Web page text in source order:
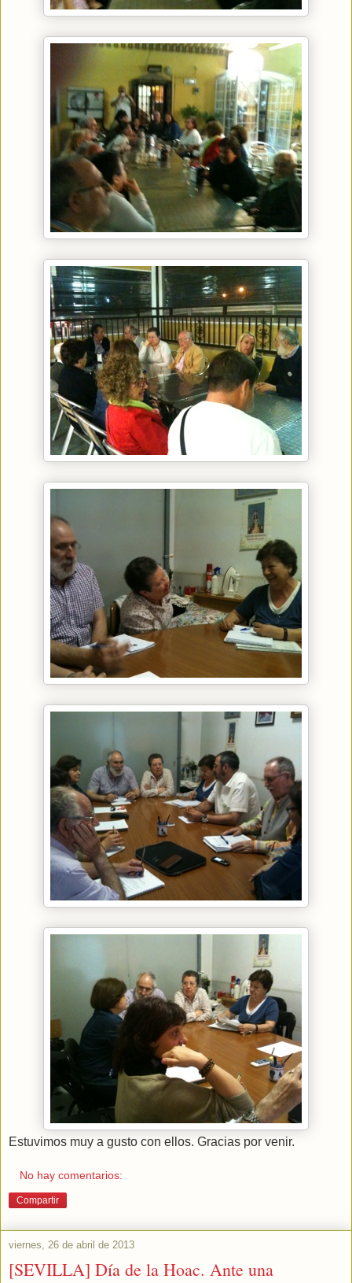
Estuvimos muy a gusto con ellos. Gracias por venir.
No hay comentarios:
Compartir
viernes, 26 de abril de 2013
[SEVILLA] Día de la Hoac. Ante una